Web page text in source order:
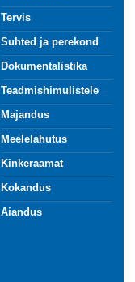
Tervis
Suhted ja perekond
Dokumentalistika
Teadmishimulistele
Majandus
Meelelahutus
Kinkeraamat
Kokandus
Aiandus